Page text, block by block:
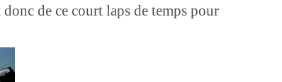
de ce court laps de temps pour